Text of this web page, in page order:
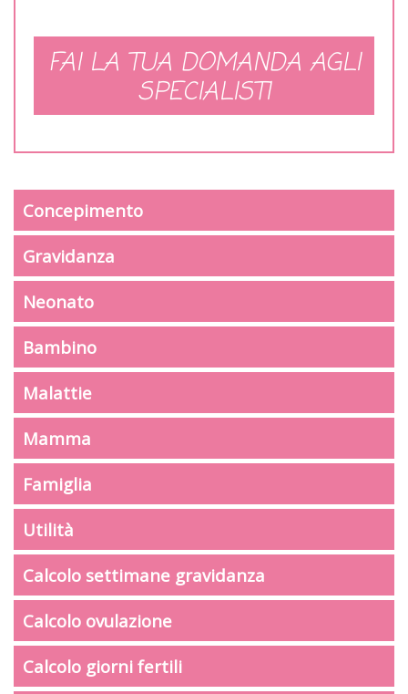
FAI LA TUA DOMANDA AGLI
SPECIALISTI
Concepimento
Gravidanza
Neonato
Bambino
Malattie
Mamma
Famiglia
Utilità
Calcolo settimane gravidanza
Calcolo ovulazione
Calcolo giorni fertili